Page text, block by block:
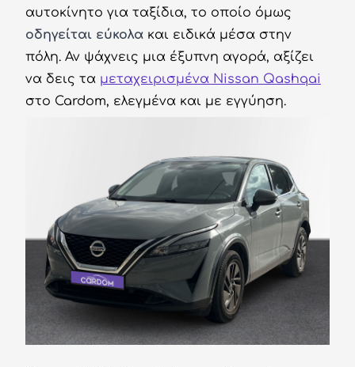
αυτοκίνητο για ταξίδια, το οποίο όμως
οδηγείται εύκολα και ειδικά μέσα στην
πόλη. Αν ψάχνεις μια έξυπνη αγορά, αξίζει
να δεις τα μεταχειρισμένα Nissan Qashqai
στο Cardom, ελεγμένα και με εγγύηση.